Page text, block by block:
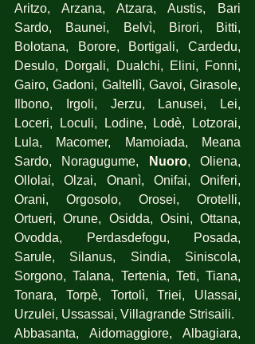
Aritzo, Arzana, Atzara, Austis, Bari
Sardo, Baunei, Belvì, Birori, Bitti,
Bolotana, Borore, Bortigali, Cardedu,
Desulo, Dorgali, Dualchi, Elini, Fonni,
Gairo, Gadoni, Galtellì, Gavoi, Girasole,
Ilbono, Irgoli, Jerzu, Lanusei, Lei,
Loceri, Loculi, Lodine, Lodè, Lotzorai,
Lula, Macomer, Mamoiada, Meana
Sardo, Noragugume,
Nuoro, Oliena,
Ollolai, Olzai, Onanì, Onifai, Oniferi,
Orani, Orgosolo, Orosei, Orotelli,
Ortueri, Orune, Osidda, Osini, Ottana,
Ovodda, Perdasdefogu, Posada,
Sarule, Silanus, Sindia, Siniscola,
Sorgono, Talana, Tertenia, Teti, Tiana,
Tonara, Torpè, Tortolì, Triei, Ulassai,
Urzulei, Ussassai, Villagrande Strisaili.
Abbasanta, Aidomaggiore, Albagiara,